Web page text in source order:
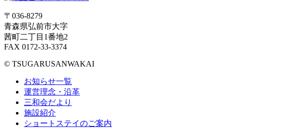
〒036-8279
青森県弘前市大字
茜町二丁目1番地2
FAX 0172-33-3374
© TSUGARUSANWAKAI
お知らせ一覧
運営理念・沿革
三和会だより
施設紹介
ショートステイのご案内